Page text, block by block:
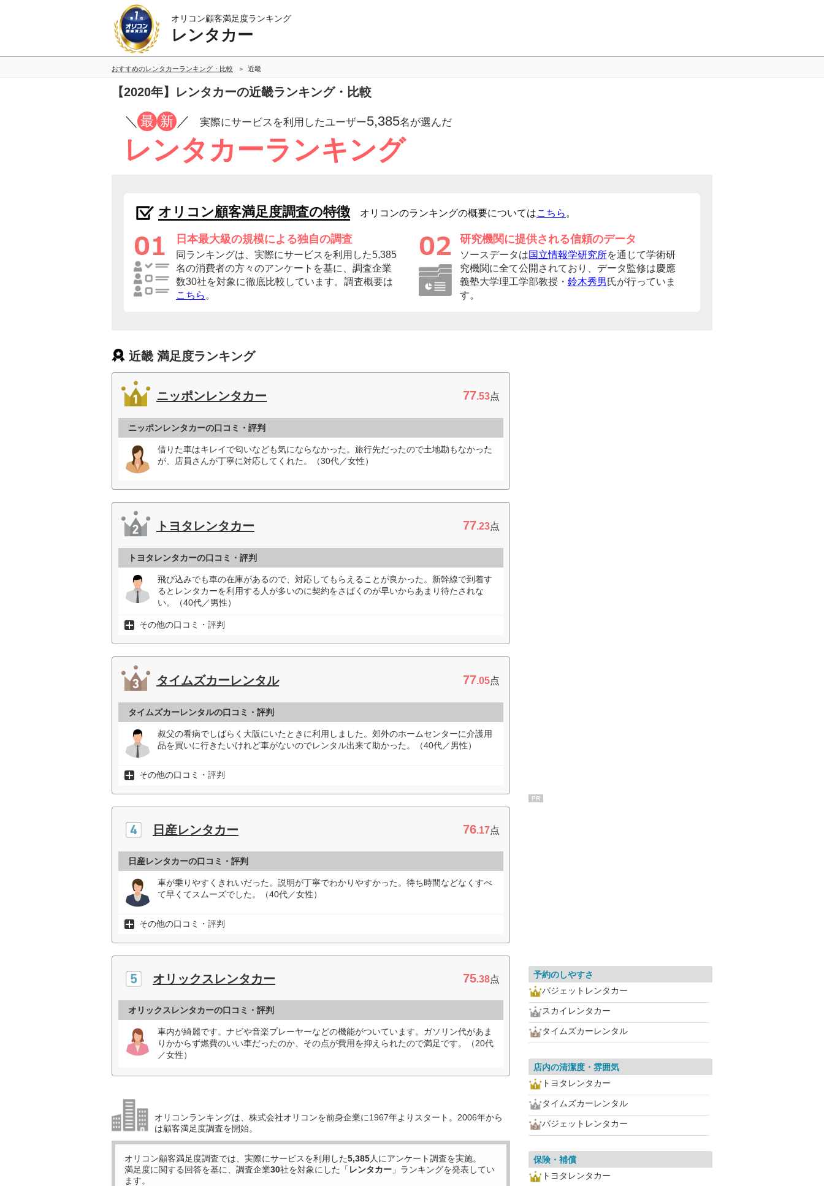
オリコン顧客満足度ランキング
レンタカー
おすすめのレンタカーランキング・比較 近畿
【2020年】レンタカーの近畿ランキング・比較
／ 最 新 ／ 実際にサービスを利用したユーザー5,385名が選んだ
レンタカーランキング
オリコン顧客満足度調査の特徴 オリコンのランキングの概要についてはこちら 。
日本最大級の規模による独自の調査
同ランキングは、実際にサービスを利用した5,385
名の消費者の方々のアンケートを基に、調査企業
数30社を対象に徹底比較しています。調査概要は
こちら 。
研究機関に提供される信頼のデータ
ソースデータは国立情報学研究所を通じて学術研
究機関に全て公開されており、データ監修は慶應
義塾大学理工学部教授・ 鈴木秀男 氏が行っていま
す。
近畿 満足度ランキング
ニッポンレンタカー 77.53点
ニッポンレンタカーの口コミ・評判
借りた車はキレイで匂いなども気にならなかった。旅行先だったので土地勘もなかった
が、店員さんが丁寧に対応してくれた。（30代／女性）
トヨタレンタカー 77.23点
トヨタレンタカーの口コミ・評判
飛び込みでも車の在庫があるので、対応してもらえることが良かった。新幹線で到着す
るとレンタカーを利用する人が多いのに契約をさばくのが早いからあまり待たされな
い。（40代／男性）
その他の口コミ・評判
タイムズカーレンタル 77.05点
タイムズカーレンタルの口コミ・評判
叔父の看病でしばらく大阪にいたときに利用しました。郊外のホームセンターに介護用
品を買いに行きたいけれど車がないのでレンタル出来て助かった。（40代／男性）
その他の口コミ・評判
日産レンタカー 76.17点
日産レンタカーの口コミ・評判
車が乗りやすくきれいだった。説明が丁寧でわかりやすかった。待ち時間などなくすべ
て早くてスムーズでした。（40代／女性）
その他の口コミ・評判
オリックスレンタカー 75.38点
オリックスレンタカーの口コミ・評判
車内が綺麗です。ナビや音楽プレーヤーなどの機能がついています。ガソリン代があま
りかからず燃費のいい車だったのか、その点が費用を抑えられたので満足です。（20代
／女性）
オリコンランキングは、株式会社オリコンを前身企業に1967年よりスタート。2006年から
は顧客満足度調査を開始。
オリコン顧客満足度調査では、実際にサービスを利用した5,385人にアンケート調査を実施。
満足度に関する回答を基に、調査企業30社を対象にした「 レンタカー 」ランキングを発表してい
ます。
PR
予約のしやすさ
バジェットレンタカー
スカイレンタカー
タイムズカーレンタル
店内の清潔度・雰囲気
トヨタレンタカー
タイムズカーレンタル
バジェットレンタカー
保険・補償
トヨタレンタカー